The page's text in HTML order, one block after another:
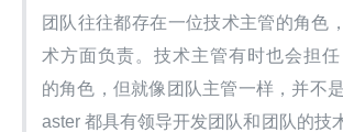
团队往往都存在一位技术主管的角色
术方面负责。技术主管有时也会担任
的角色，但就像团队主管一样，并不
aster 都具有领导开发团队和团队的技